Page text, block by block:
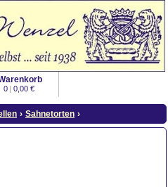
0 | 0,00 €
› Sahnetorten ›